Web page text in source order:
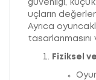
güvenliği,
uçların
Ayrıca
Fiziksel